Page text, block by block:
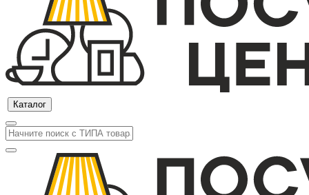
Каталог